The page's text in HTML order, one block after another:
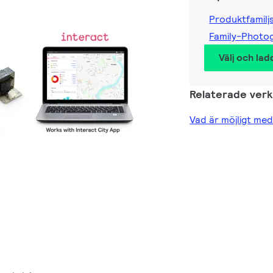
Family-
Välj och
Relaterade
Vad är möjligt